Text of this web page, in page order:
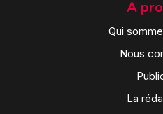
A
Qui
Nous
La